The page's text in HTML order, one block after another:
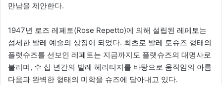
만남을 제안한다.
1947년 로즈 레페토(Rose Repetto)에 의해 설립된 레페토는
섬세한 발레 예술의 상징이 되었다. 최초로 발레 토슈즈 형태의
플랫슈즈를 선보인 레페토는 지금까지도 플랫슈즈의 대명사로
불리며, 수 십 년간의 발레 헤리티지를 바탕으로 움직임의 아름
다움과 완벽한 형태의 미학을 슈즈에 담아내고 있다.